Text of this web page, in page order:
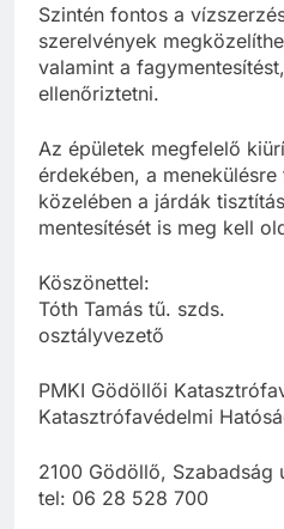
Szintén fontos a
szerelvények
valamint a
ellenőriztetni.
Az épületek megfelelő
érdekében, a
közelében a járdák
mentesítését is meg kell
Köszönettel:
Tóth Tamás tű. szds.
osztályvezető
PMKI Gödöllői
Katasztrófavédelmi
2100 Gödöllő, Szabadság
tel: 06 28 528 700